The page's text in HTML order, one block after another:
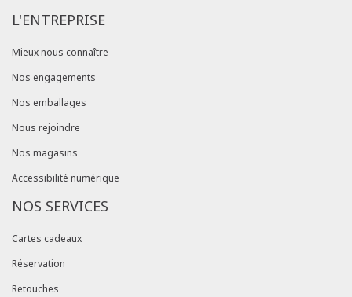
L'ENTREPRISE
Mieux nous connaître
Nos engagements
Nos emballages
Nous rejoindre
Nos magasins
Accessibilité numérique
NOS SERVICES
Cartes cadeaux
Réservation
Retouches